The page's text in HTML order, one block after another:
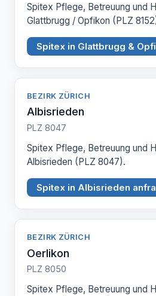
Spitex Pflege, Betreuung und
Glattbrugg / Opfikon (PLZ
Spitex in Glattbrugg &
BEZIRK ZÜRICH
Albisrieden
PLZ 8047
Spitex Pflege, Betreuung und
Albisrieden (PLZ 8047).
Spitex in Albisrieden
BEZIRK ZÜRICH
Oerlikon
PLZ 8050
Spitex Pflege, Betreuung und